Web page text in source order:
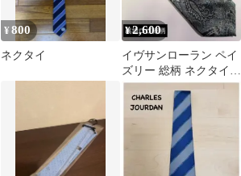
¥800
ネクタイ
¥2,600
イヴサンローラン ペイ
ズリー 総柄 ネクタイ
ブルー系